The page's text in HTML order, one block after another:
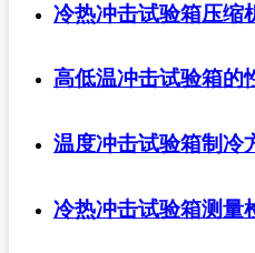
冷热冲击试验箱压缩
高低温冲击试验箱的
温度冲击试验箱制冷
冷热冲击试验箱测量